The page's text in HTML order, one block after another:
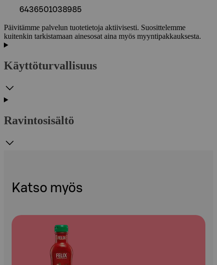
6436501038985
Päivitämme palvelun tuotetietoja aktiivisesti. Suosittelemme
kuitenkin tarkistamaan ainesosat aina myös myyntipakkauksesta.
Käyttöturvallisuus
Ravintosisältö
Katso myös